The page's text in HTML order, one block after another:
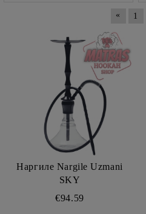
« 1
Наргиле Nargile Uzmani
SKY
€94.59